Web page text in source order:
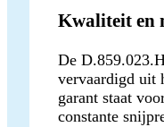
Kwaliteit en
De
vervaardigd uit
garant staat
constante